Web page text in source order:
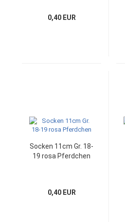
0,40 EUR
Socken 11cm Gr. 18-
19 rosa Pferdchen
0,40 EUR